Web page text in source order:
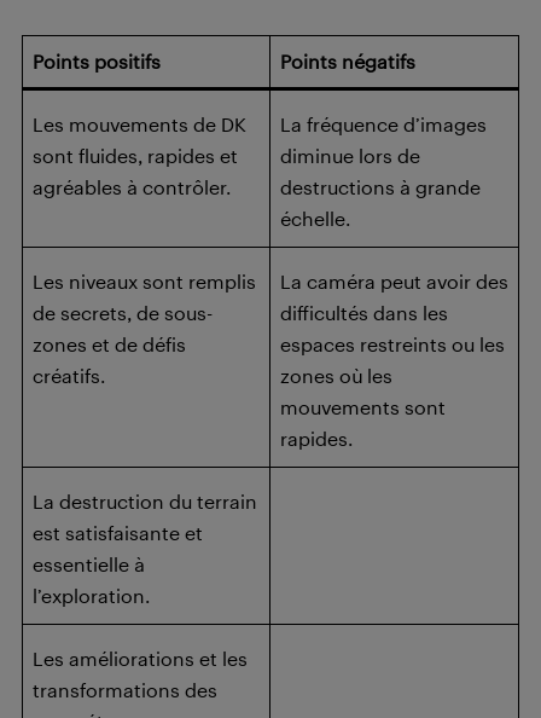
Points positifs Points négatifs
Les mouvements de DK
sont fluides, rapides et
agréables à contrôler.
La fréquence d’images
diminue lors de
destructions à grande
échelle.
Les niveaux sont remplis
de secrets, de sous-
zones et de défis
créatifs.
La caméra peut avoir des
difficultés dans les
espaces restreints ou les
zones où les
mouvements sont
rapides.
La destruction du terrain
est satisfaisante et
essentielle à
l’exploration.
Les améliorations et les
transformations des